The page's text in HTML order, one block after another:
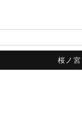
桜ノ